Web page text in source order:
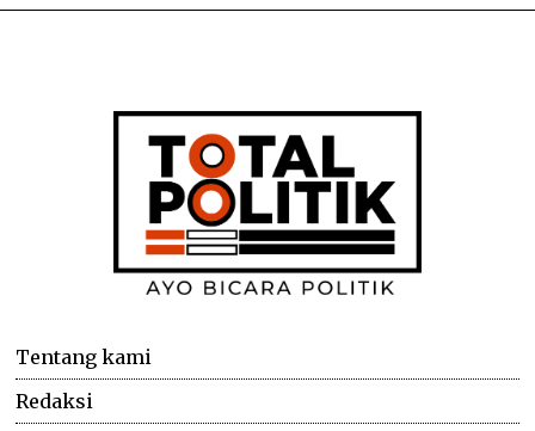
Tentang kami
Redaksi